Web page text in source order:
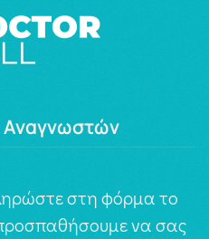
στη φόρμα το
να σας